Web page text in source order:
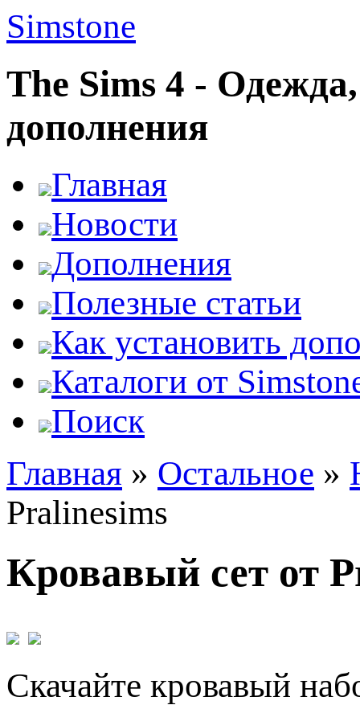
Simstone
The Sims 4 -
дополнения
Главная
Новости
Дополнения
Полезные статьи
Как установить
Каталоги от
Поиск
Главная » Остальное »
Pralinesims
Кровавый сет от
Скачайте кровавый